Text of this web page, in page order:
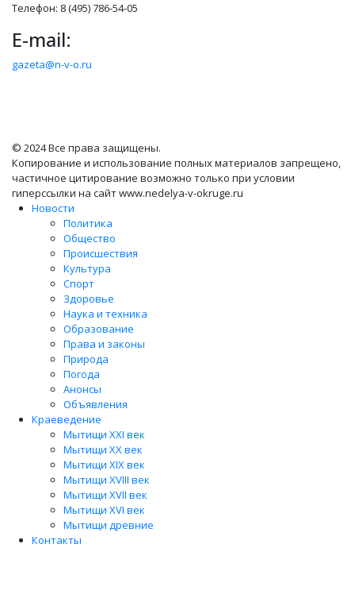
Телефон: 8 (495) 786-54-05
E-mail:
gazeta@n-v-o.ru
© 2024 Все права защищены.
Копирование и использование полных материалов запрещено,
частичное цитирование возможно только при условии
гиперссылки на сайт www.nedelya-v-okruge.ru
Новости
Политика
Общество
Происшествия
Культура
Спорт
Здоровье
Наука и техника
Образование
Права и законы
Природа
Погода
Анонсы
Объявления
Краеведение
Мытищи XXI век
Мытищи XX век
Мытищи XIX век
Мытищи XVIII век
Мытищи XVII век
Мытищи XVI век
Мытищи древние
Контакты